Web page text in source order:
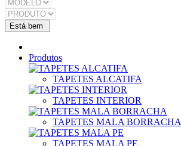
Produtos
TAPETES ALCATIFA
TAPETES INTERIOR
TAPETES MALA BORRACHA
TAPETES MALA PE